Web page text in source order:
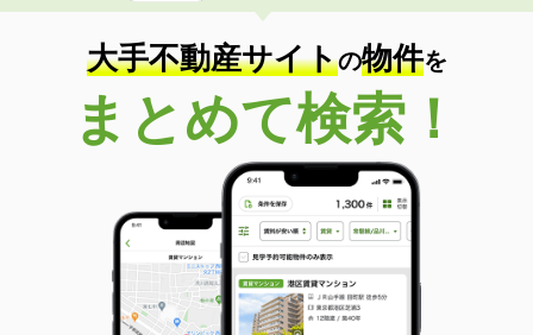
専有面積 46.49m²
間取り
1LDK
佐賀県三養基郡基山町大字宮浦
価 格
5.80万円
佐賀県三養基郡基山町大字宮浦
28.02m²
間取り
1K
佐賀県小城市三日月町樋口
価 格
6.30万円
大手不動産サイトの物件を
まとめて検索！